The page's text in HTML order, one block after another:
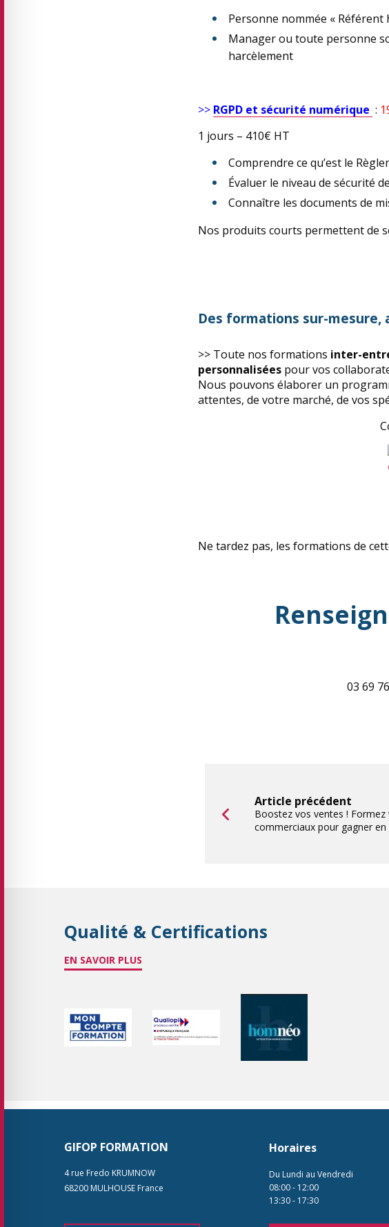
Personne nommée «
Manager ou toute personne
harcèlement
>> RGPD et sécurité numérique :
1 jours – 410€ HT
Comprendre ce qu’est le
Évaluer le niveau de sécurité
Connaître les documents de
Nos produits courts permettent de
Des formations sur-mesure,
>> Toute nos formations inter-
personnalisées pour vos
Nous pouvons élaborer un
attentes, de votre marché, de vos
Ne tardez pas, les formations de
03 69
Article précédent
Boostez vos ventes ! Formez
commerciaux pour gagner en
Qualité & Certifications
EN SAVOIR PLUS
GIFOP FORMATION
4 rue Fredo KRUMNOW
68200 MULHOUSE France
Horaires
Du Lundi au Vendredi
08:00- 12:00
13:30- 17:30